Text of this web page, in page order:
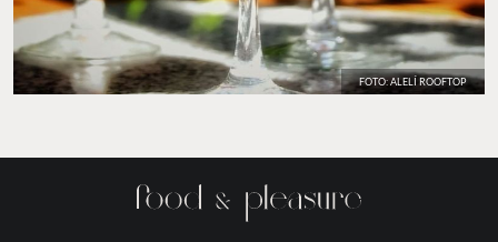
FOTO: ALELÍ ROOFTOP